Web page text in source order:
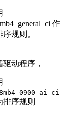
作
序规则。
驱动程序，
排序规则